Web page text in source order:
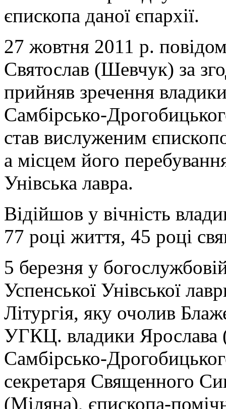
єпископа даної єпархії.
27 жовтня 2011 р.
Святослав (Шевчук) за
прийняв зречення
Самбірсько-
став вислуженим
а місцем його
Унівська лавра.
Відійшов у вічність
77 році життя, 45 році
5 березня у
Успенської Унівської
Літургія, яку очолив
УГКЦ. владики Ярослава
Самбірсько-
секретаря Священного
(Міляна), єпископа-